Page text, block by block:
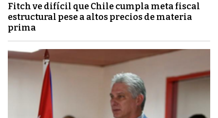
Fitch ve difícil que Chile cumpla meta fiscal
estructural pese a altos precios de materia
prima